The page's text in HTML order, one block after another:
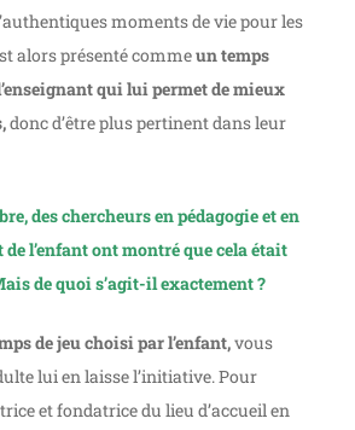
moments de vie pour les
alors présenté commeun temps
qui lui permet de mieux
donc d’être plus pertinent dans leur
des chercheurs en pédagogie et en
l’enfant ont montré que cela était
de quoi s’agit-il exactement ?
de jeu choisi par l’enfant,vous
lui en laisse l’initiative. Pour
et fondatrice du lieu d’accueil en